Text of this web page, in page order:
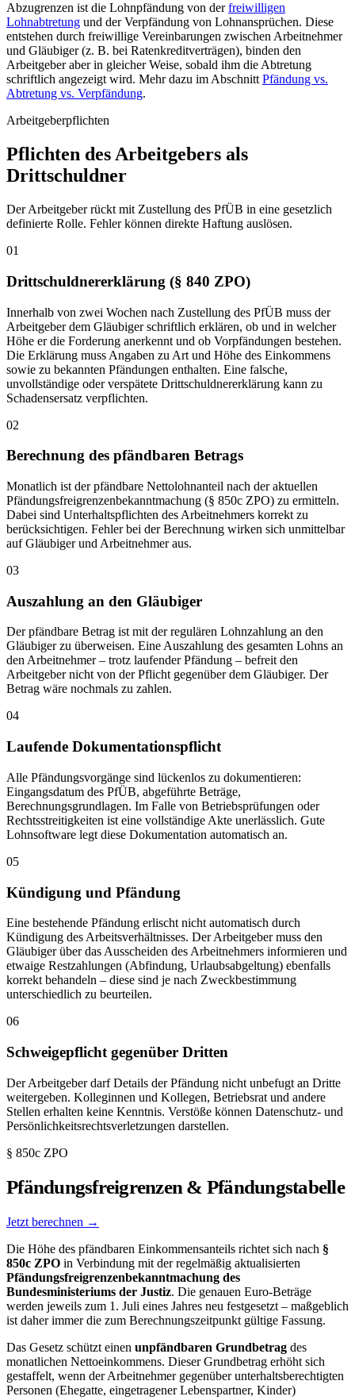
Abzugrenzen ist die Lohnpfändung von derfreiwilligen
Lohnabtretung und der Verpfändung von Lohnansprüchen. Diese
entstehen durch freiwillige Vereinbarungen zwischen Arbeitnehmer
und Gläubiger (z. B. bei Ratenkreditverträgen), binden den
Arbeitgeber aber in gleicher Weise, sobald ihm die Abtretung
schriftlich angezeigt wird. Mehr dazu im Abschnitt Pfändung vs.
Abtretung vs. Verpfändung.
Arbeitgeberpflichten
Pflichten des Arbeitgebers als
Drittschuldner
Der Arbeitgeber rückt mit Zustellung des PfÜB in eine gesetzlich
definierte Rolle. Fehler können direkte Haftung auslösen.
01
Drittschuldnererklärung (§ 840 ZPO)
Innerhalb von zwei Wochen nach Zustellung des PfÜB muss der
Arbeitgeber dem Gläubiger schriftlich erklären, ob und in welcher
Höhe er die Forderung anerkennt und ob Vorpfändungen bestehen.
Die Erklärung muss Angaben zu Art und Höhe des Einkommens
sowie zu bekannten Pfändungen enthalten. Eine falsche,
unvollständige oder verspätete Drittschuldnererklärung kann zu
Schadensersatz verpflichten.
02
Berechnung des pfändbaren Betrags
Monatlich ist der pfändbare Nettolohnanteil nach der aktuellen
Pfändungsfreigrenzenbekanntmachung (§ 850c ZPO) zu ermitteln.
Dabei sind Unterhaltspflichten des Arbeitnehmers korrekt zu
berücksichtigen. Fehler bei der Berechnung wirken sich unmittelbar
auf Gläubiger und Arbeitnehmer aus.
03
Auszahlung an den Gläubiger
Der pfändbare Betrag ist mit der regulären Lohnzahlung an den
Gläubiger zu überweisen. Eine Auszahlung des gesamten Lohns an
den Arbeitnehmer – trotz laufender Pfändung – befreit den
Arbeitgeber nicht von der Pflicht gegenüber dem Gläubiger. Der
Betrag wäre nochmals zu zahlen.
04
Laufende Dokumentationspflicht
Alle Pfändungsvorgänge sind lückenlos zu dokumentieren:
Eingangsdatum des PfÜB, abgeführte Beträge,
Berechnungsgrundlagen. Im Falle von Betriebsprüfungen oder
Rechtsstreitigkeiten ist eine vollständige Akte unerlässlich. Gute
Lohnsoftware legt diese Dokumentation automatisch an.
05
Kündigung und Pfändung
Eine bestehende Pfändung erlischt nicht automatisch durch
Kündigung des Arbeitsverhältnisses. Der Arbeitgeber muss den
Gläubiger über das Ausscheiden des Arbeitnehmers informieren und
etwaige Restzahlungen (Abfindung, Urlaubsabgeltung) ebenfalls
korrekt behandeln – diese sind je nach Zweckbestimmung
unterschiedlich zu beurteilen.
06
Schweigepflicht gegenüber Dritten
Der Arbeitgeber darf Details der Pfändung nicht unbefugt an Dritte
weitergeben. Kolleginnen und Kollegen, Betriebsrat und andere
Stellen erhalten keine Kenntnis. Verstöße können Datenschutz- und
Persönlichkeitsrechtsverletzungen darstellen.
§ 850c ZPO
Pfändungsfreigrenzen & Pfändungstabelle
Jetzt berechnen →
Die Höhe des pfändbaren Einkommensanteils richtet sich nach §
850c ZPO in Verbindung mit der regelmäßig aktualisierten
Pfändungsfreigrenzenbekanntmachung des
Bundesministeriums der Justiz. Die genauen Euro-Beträge
werden jeweils zum 1. Juli eines Jahres neu festgesetzt – maßgeblich
ist daher immer die zum Berechnungszeitpunkt gültige Fassung.
Das Gesetz schützt einen unpfändbaren Grundbetrag des
monatlichen Nettoeinkommens. Dieser Grundbetrag erhöht sich
gestaffelt, wenn der Arbeitnehmer gegenüber unterhaltsberechtigten
Personen (Ehegatte, eingetragener Lebenspartner, Kinder)